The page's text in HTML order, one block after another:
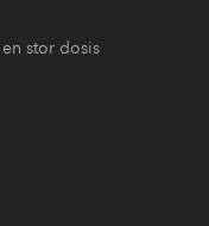
stor dosis